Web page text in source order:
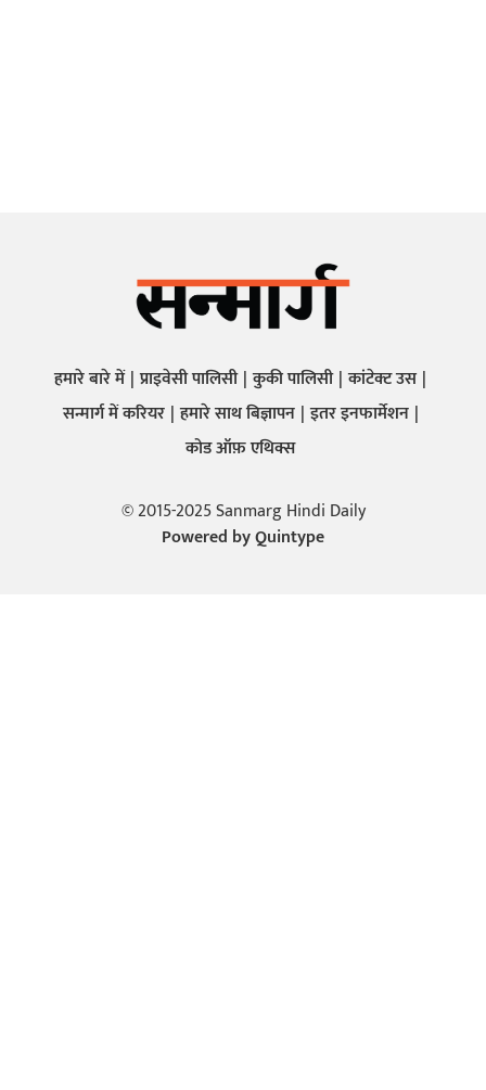
हमारे बारे में प्राइवेसी पालिसी कुकी पालिसी कांटेक्ट उस
सन्मार्ग में करियर हमारे साथ बिज्ञापन इतर इनफार्मेशन
कोड ऑफ़ एथिक्स
© 2015-2025 Sanmarg Hindi Daily
Powered byQuintype